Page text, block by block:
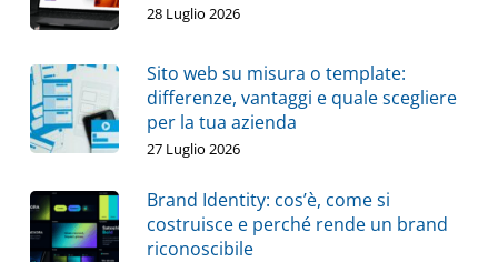
28 Luglio 2026
Sito web su misura o template:
differenze, vantaggi e quale scegliere
per la tua azienda
27 Luglio 2026
Brand Identity: cos’è, come si
costruisce e perché rende un brand
riconoscibile